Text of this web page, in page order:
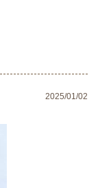
2025/01/02